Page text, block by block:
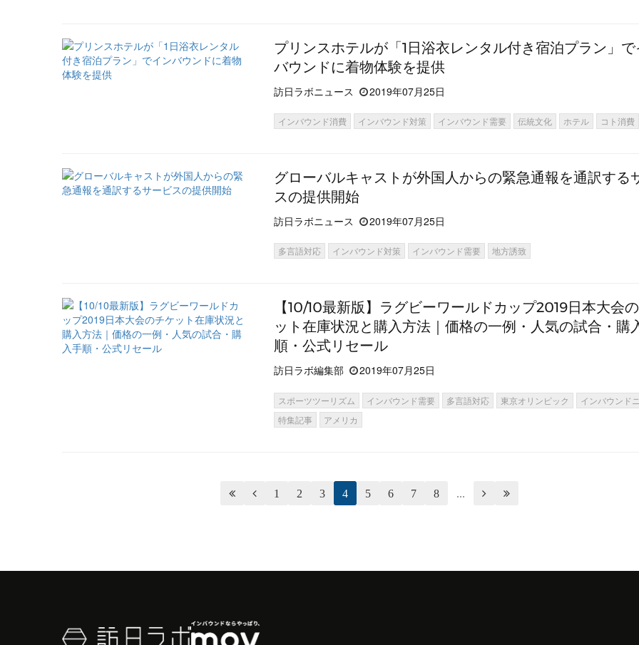
プリンスホテルが「1日浴衣レンタル付き宿泊プラン」で
バウンドに着物体験を提供
訪日ラボニュース 2019年07月25日
インバウンド消費 インバウンド対策 インバウンド需要 伝統文化 ホテル コト消費
グローバルキャストが外国人からの緊急通報を通訳する
スの提供開始
訪日ラボニュース 2019年07月25日
多言語対応 インバウンド対策 インバウンド需要 地方誘致
【10/10最新版】ラグビーワールドカップ2019日本大会
ット在庫状況と購入方法｜価格の一例・人気の試合・購
順・公式リセール
訪日ラボ編集部 2019年07月25日
スポーツツーリズム インバウンド需要 多言語対応 東京オリンピック
インバウンド
特集記事
アメリカ
  1 2 3 4 5 6 7 8  